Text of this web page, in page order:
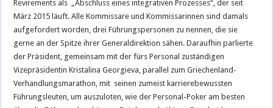
Revirements als „Abschluss eines integrativen Prozesses“, der seit
März 2015 läuft. Alle Kommissare und Kommissarinnen sind damals
aufgefordert worden, drei Führungspersonen zu nennen, die sie
gerne an der Spitze ihrer Generaldirektion sähen. Daraufhin parlierte
der Präsident, gemeinsam mit der fürs Personal zuständigen
Vizepräsidentin Kristalina Georgieva, parallel zum Griechenland-
Verhandlungsmarathon, mit seinen zumeist karrierebewussten
Führungsleuten, um auszuloten, wie der Personal-Poker am besten